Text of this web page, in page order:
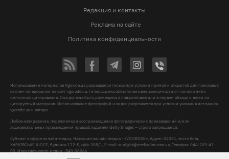
Редакция и контакты
Реклама на сайте
Политика конфиденциальности
Использование материалов Vgorode.ua разрешается только при условии прямой и открытой для поисковых
систем гиперссылки на сайт vgorode.ua. Гиперссылка обязательна вне зависимости от полного либо
частичного цитирования. Она должна быть размещена в подзаголовке или в первом абзаце и вести на
цитируемый материал. Использование фотографий и видео разрешается при условии указания источника
vgorode.ua и автора.
Любое копирование, перепечатка и воспроизведение фотографических произведений и/или
аудиовизуальных произведений правообладателя Getty Images – строго запрещается.
Субъект в сфере онлайн-медиа, Название онлайн-медиа - «VGORODE», Адрес: 02091, місто Київ,
ХАРКІВСЬКЕ ШОСЕ, будинок 172-Б, офіс 208/1, E-mail:sunlight@mediadim.com.ua , Телефон: 044-205-43-
00, Идентификатор медиа - R40-06066